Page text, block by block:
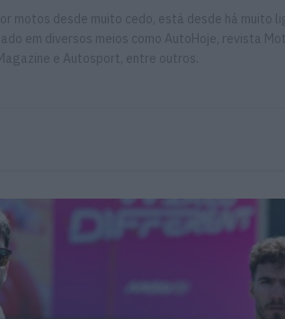
motos desde muito cedo, está desde há muito
em diversos meios como AutoHoje, revista
e Autosport, entre outros.